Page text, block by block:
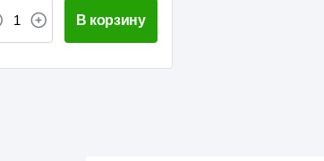
В корзину